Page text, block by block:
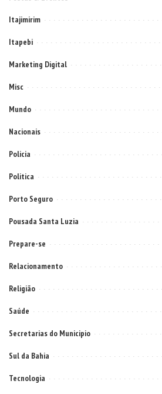
Itajimirim
Itapebi
Marketing Digital
Misc
Mundo
Nacionais
Policia
Politica
Porto Seguro
Pousada Santa Luzia
Prepare-se
Relacionamento
Religião
Saúde
Secretarias do Municipio
Sul da Bahia
Tecnologia